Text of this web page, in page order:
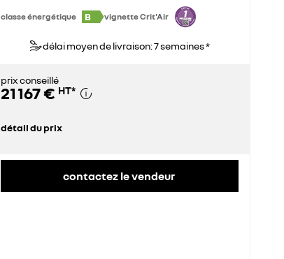
classe énergétique B vignette Crit'Air
délai moyen de livraison: 7 semaines *
prix conseillé
21 167 € HT*
détail du prix
contactez le vendeur